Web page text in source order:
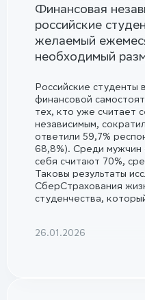
Финансовая
российские
желаемый
необходимый
Российские студенты
финансовой
тех, кто уже считает
независимым,
ответили 59,7%
68,8%). Среди мужчин
себя считают 70%,
Таковы результаты
СберСтрахования
студенчества,
26.01.2026